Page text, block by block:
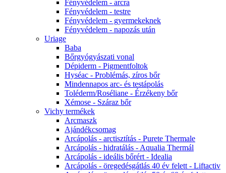
Fényvédelem - arcra
Fényvédelem - testre
Fényvédelem - gyermekeknek
Fényvédelem - napozás után
Uriage
Baba
Bőrgyógyászati vonal
Dépiderm - Pigmentfoltok
Hyséac - Problémás, zíros bőr
Mindennapos arc- és testápolás
Toléderm/Roséliane - Érzékeny bőr
Xémose - Száraz bőr
Vichy termékek
Arcmaszk
Ajándékcsomag
Arcápolás - arctisztítás - Purete Thermale
Arcápolás - hidratálás - Aqualia Thermál
Arcápolás - ideális bőrért - Idealia
Arcápolás - öregedésgátlás 40 év felett - Liftactiv